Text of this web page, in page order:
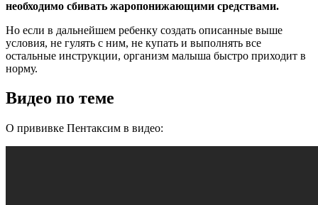
необходимо сбивать жаропонижающими средствами.
Но если в дальнейшем ребенку создать описанные выше
условия, не гулять с ним, не купать и выполнять все
остальные инструкции, организм малыша быстро приходит в
норму.
Видео по теме
О прививке Пентаксим в видео: